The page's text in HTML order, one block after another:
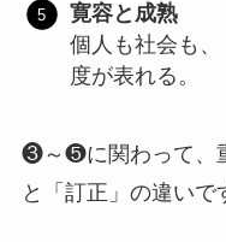
寛容と成熟
個人も社会も
度が表れる。
❸～❺に関わって、
と「訂正」の違いで